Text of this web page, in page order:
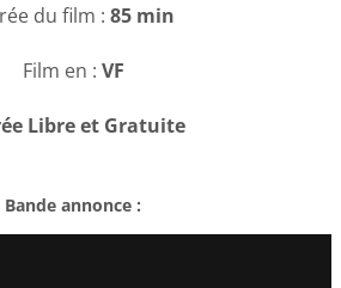
du film : 85 min
Film en : VF
Libre et Gratuite
Bande annonce :